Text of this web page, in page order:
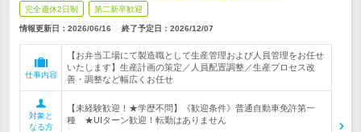
完全週休2日制 第二新卒歓迎
情報更新日：2026/06/16 終了予定日： 2026/12/07
仕事内容
【お弁当工場にて製造職として生産管理および人員管理をお任せ
いたします】生産計画の策定／人員配置調整／生産プロセス改
善・調整など幅広くお任せ
対象と
なる方
【未経験歓迎！★学歴不問】《歓迎条件》普通自動車免許第一
種 ★UIターン歓迎！転勤はありません